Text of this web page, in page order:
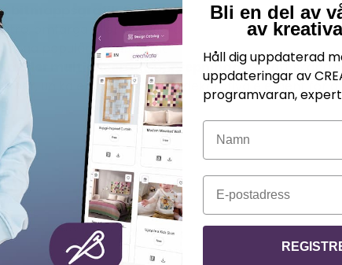
bitmappsgrafik
omfärga eller modifiera
populära bildformat
eller multiplicerade upprepningar för att skapa
unika embroidery eller dekorativa element för
Bli en del av
av
Håll dig uppdaterad
uppdateringar av
programvaran,
Namn
E-post